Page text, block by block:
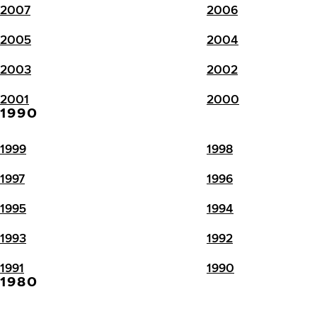
2007 2006
2005 2004
2003 2002
2001 2000
1990
1999 1998
1997 1996
1995 1994
1993 1992
1991 1990
1980